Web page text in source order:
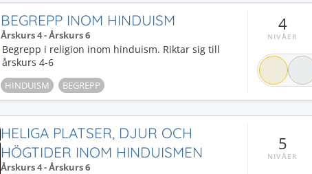
BEGREPP INOM HINDUISM
Årskurs 4 - Årskurs 6
Begrepp i religion inom hinduism. Riktar sig till
årskurs 4-6
HINDUISM BEGREPP
4
NIVÅER
HELIGA PLATSER, DJUR OCH
HÖGTIDER INOM HINDUISMEN
Årskurs 4 - Årskurs 6
5
NIVÅER